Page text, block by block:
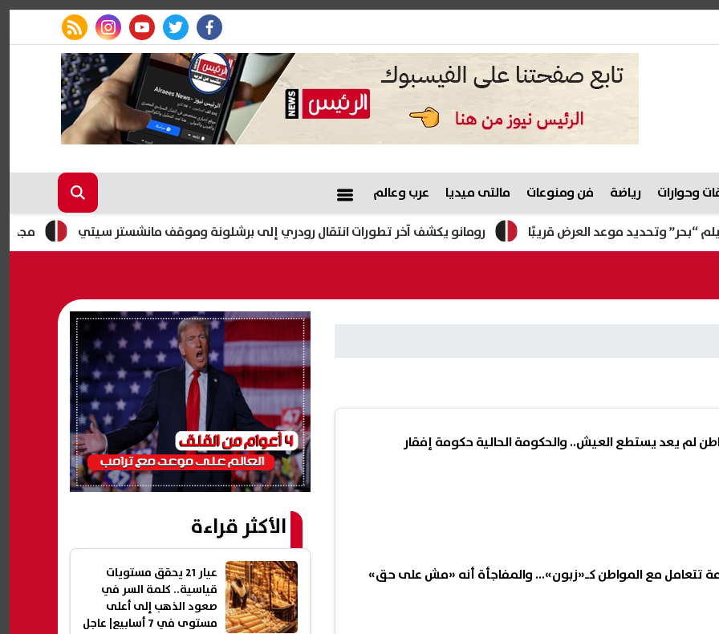
facebook
twitter
youtube
instagram
rss feed
وحوارات رياضة فن ومنوعات مالتى ميديا عرب وعالم
مجدي صبحي يوضح رومانو يكشف آخر تطورات انتقال رودري إلى برشلونة وموقف مانشستر سيتي موعد العرض قريبًا
لم يعد يستطع العيش.. والحكومة الحالية حكومة إفقار
تتعامل مع المواطن كـ«زبون»... والمفاجأة أنه «مش على حق»
الأكثر قراءة
عيار 21 يحقق مستويات
قياسية.. كلمة السر في
صعود الذهب إلى أعلى
مستوى في 7 أسابيع| عاجل